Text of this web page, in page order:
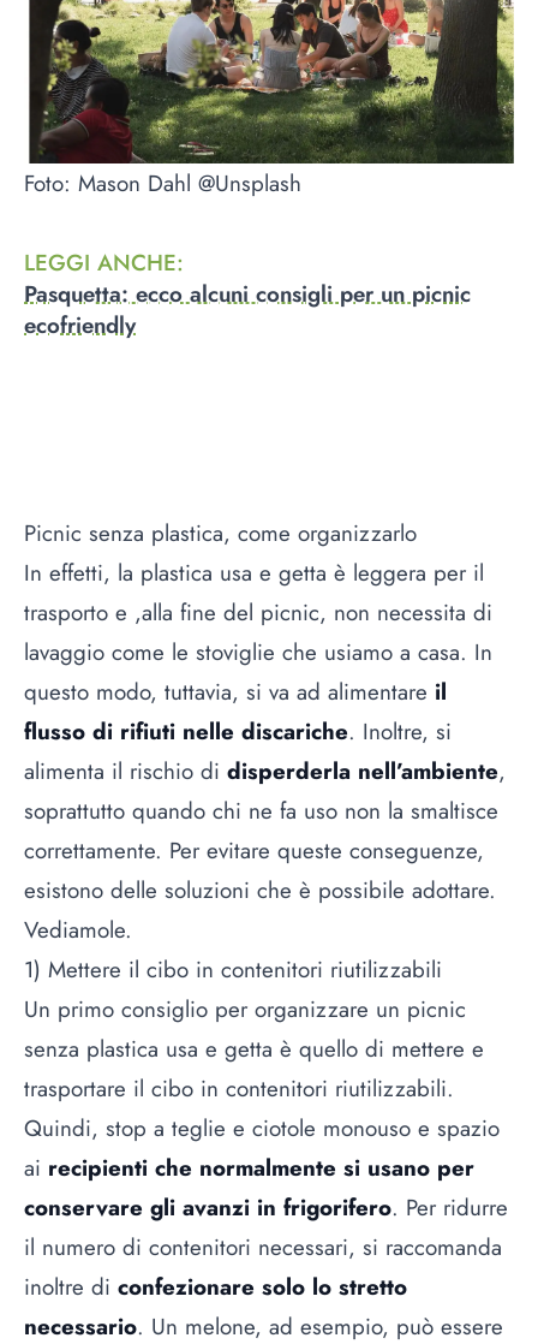
Foto: Mason Dahl @Unsplash
LEGGI ANCHE:
Pasquetta: ecco alcuni consigli per un picnic
ecofriendly
Picnic senza plastica, come organizzarlo
In effetti, la plastica usa e getta è leggera per il
trasporto e ,alla fine del picnic, non necessita di
lavaggio come le stoviglie che usiamo a casa. In
questo modo, tuttavia, si va ad alimentare il
flusso di rifiuti nelle discariche. Inoltre, si
alimenta il rischio di disperderla nell’ambiente,
soprattutto quando chi ne fa uso non la smaltisce
correttamente. Per evitare queste conseguenze,
esistono delle soluzioni che è possibile adottare.
Vediamole.
1) Mettere il cibo in contenitori riutilizzabili
Un primo consiglio per organizzare un picnic
senza plastica usa e getta è quello di mettere e
trasportare il cibo in contenitori riutilizzabili.
Quindi, stop a teglie e ciotole monouso e spazio
ai recipienti che normalmente si usano per
conservare gli avanzi in frigorifero. Per ridurre
il numero di contenitori necessari, si raccomanda
inoltre di confezionare solo lo stretto
necessario. Un melone, ad esempio, può essere